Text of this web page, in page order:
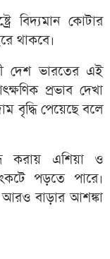
বিদ্যমান কোটার
থাকবে।
দেশ ভারতের এই
প্রভাব দেখা
বৃদ্ধি পেয়েছে বলে
করায় এশিয়া ও
পড়তে পারে।
আরও বাড়ার আশঙ্কা